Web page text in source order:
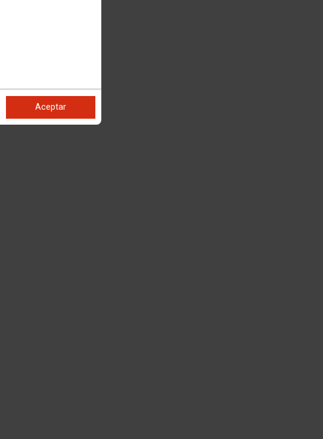
Aceptar